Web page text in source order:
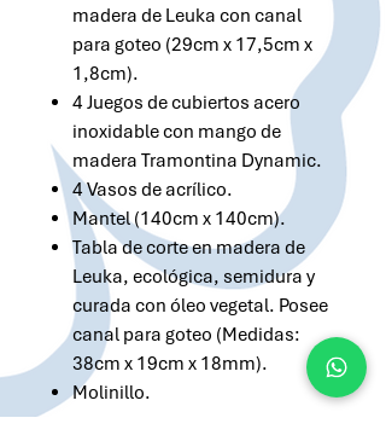
madera de Leuka con canal
para goteo (29cm x 17,5cm x
1,8cm).
4 Juegos de cubiertos acero
inoxidable con mango de
madera Tramontina Dynamic.
4 Vasos de acrílico.
Mantel (140cm x 140cm).
Tabla de corte en madera de
Leuka, ecológica, semidura y
curada con óleo vegetal. Posee
canal para goteo (Medidas:
38cm x 19cm x 18mm).
Molinillo.